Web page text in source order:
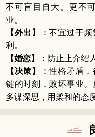
不可盲目自大。更不
业。
【外出】
：不宜过于
利。
【婚恋】
：防止上介绍
【决策】
：性格矛盾
键的时刻，败坏事业。
多谋深思，用柔和的态